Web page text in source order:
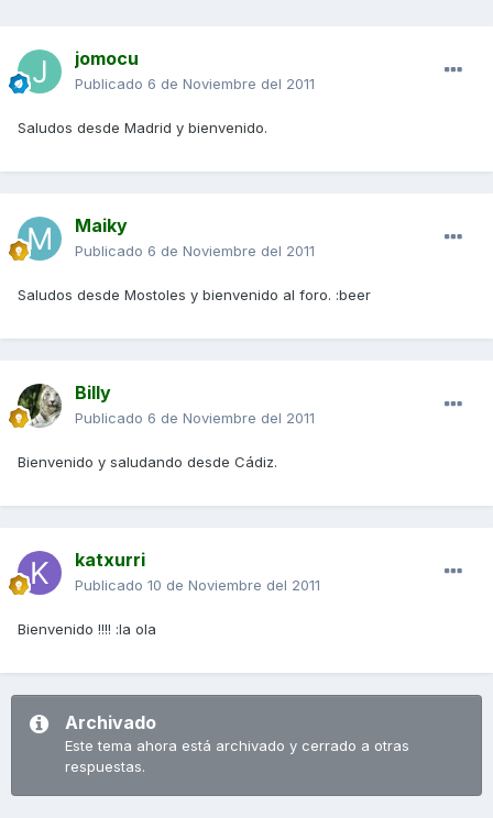
jomocu
Publicado 6 de Noviembre del 2011
Saludos desde Madrid y bienvenido.
Maiky
Publicado 6 de Noviembre del 2011
Saludos desde Mostoles y bienvenido al foro. :beer
Billy
Publicado 6 de Noviembre del 2011
Bienvenido y saludando desde Cádiz.
katxurri
Publicado 10 de Noviembre del 2011
Bienvenido !!!! :la ola
Archivado
Este tema ahora está archivado y cerrado a otras
respuestas.